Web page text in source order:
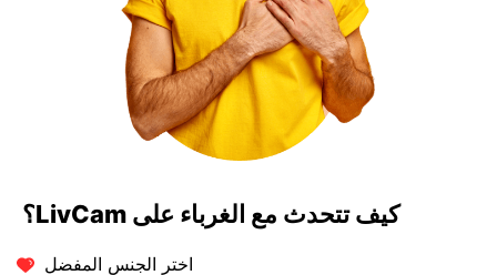
كيف تتحدث مع الغرباء على LivCam؟
اختر الجنس المفضل